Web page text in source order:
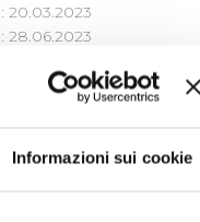
Informazioni sui cookie
20.03.2023
28.06.2023
di